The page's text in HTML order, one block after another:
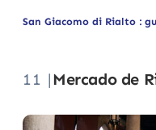
San Giacomo di Rialto :
11 |Mercado de